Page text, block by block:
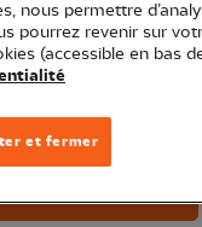
pour enfants et
nous permettre
pourrez revenir sur
(accessible en bas
et fermer